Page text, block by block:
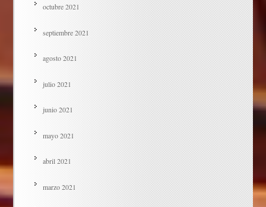
octubre 2021
septiembre 2021
agosto 2021
julio 2021
junio 2021
mayo 2021
abril 2021
marzo 2021